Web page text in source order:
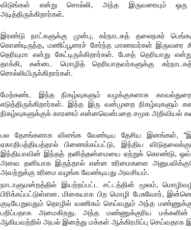
விடுங்கள் என்று சொல்லி, அந்த இருவரையும் ஒரு
அடித்திருக்கிறார்கள்.
இரண்டு நாட்களுக்கு முன்பு, கர்நாடகத் தலைநகர்
கொண்டிருந்த, மணிப்பூரைச் சேர்ந்த மாணவர்கள் இருவரை
தெரியுமா என்று கேட்டிருக்கிறார்கள். பேசத்
தாக்கி, கன்னட மொழித் தெரியாதவர்களுக்கு
சொல்லியிருக்கிறார்கள்.
மேற்கண்ட இந்த நிகழ்வுகளும் வழக்குகளாக
எடுத்திருக்கிறார்கள். இந்த இரு வன்முறை
நிகழ்வுகளுக்குக் காரணம் என்னவென்பதை சமூக
பல தேசங்களாக விளங்க வேண்டிய தேசிய இனங்கள்,
ஏகாதிபத்தியத்தால் பிணைக்கப்பட்டு, இந்திய
இந்தியாவின் இந்தத் தனித்தன்மையை ஏற்றுக் கொண்டு,
அவை தனியாக இருந்தால் என்ன உரிமைகளை
அவற்றுக்கு உரிமை வழங்க வேண்டியது அவசியம்.
நாடாளுமன்றத்தில் இயற்றப்பட்ட சட்டத்தின் மூலம்,
பிரிக்கப்பட்டுள்ளன. மிகையாக பிற மொழி பேசுவோர்,
குடியேறுவதும் தொழில் வணிகம் செய்வதும் அந்த
பறிப்பதாக அமைகிறது. அந்த மண்ணுக்குரிய
ஆகியவற்றில் அயல் இனத்து மக்கள் ஆக்கிரமிப்பு செய்வதாக